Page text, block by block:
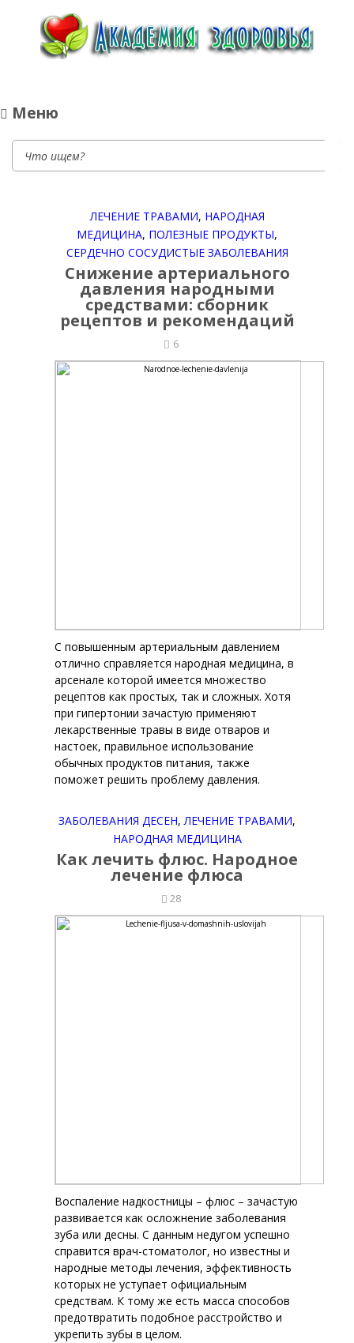
Меню
ЛЕЧЕНИЕ ТРАВАМИ, НАРОДНАЯ
МЕДИЦИНА, ПОЛЕЗНЫЕ ПРОДУКТЫ,
СЕРДЕЧНО СОСУДИСТЫЕ ЗАБОЛЕВАНИЯ
Снижение артериального
давления народными
средствами: сборник
рецептов и рекомендаций
6
С повышенным артериальным давлением
отлично справляется народная медицина, в
арсенале которой имеется множество
рецептов как простых, так и сложных. Хотя
при гипертонии зачастую применяют
лекарственные травы в виде отваров и
настоек, правильное использование
обычных продуктов питания, также
поможет решить проблему давления.
ЗАБОЛЕВАНИЯ ДЕСЕН,ЛЕЧЕНИЕ ТРАВАМИ,
НАРОДНАЯ МЕДИЦИНА
Как лечить флюс. Народное
лечение флюса
28
Воспаление надкостницы – флюс – зачастую
развивается как осложнение заболевания
зуба или десны. С данным недугом успешно
справится врач-стоматолог, но известны и
народные методы лечения, эффективность
которых не уступает официальным
средствам. К тому же есть масса способов
предотвратить подобное расстройство и
укрепить зубы в целом.